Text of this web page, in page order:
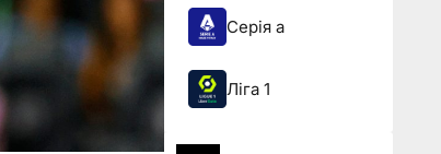
Серія а
Ліга 1